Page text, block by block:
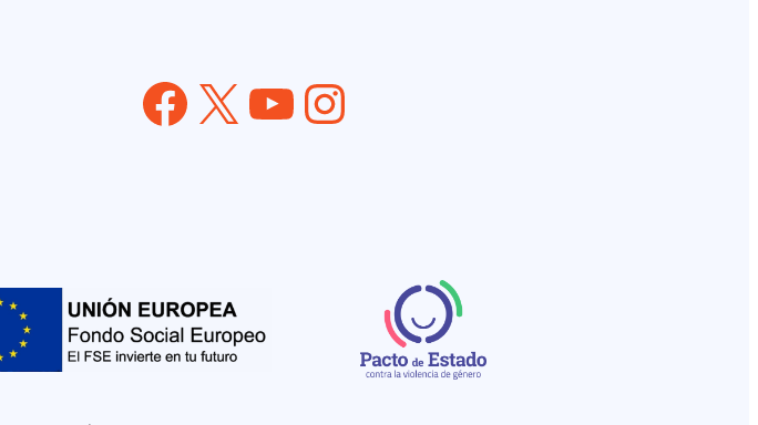
Facebook X YouTube Instagram